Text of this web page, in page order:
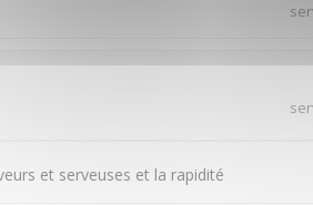
et serveuses et la rapidité